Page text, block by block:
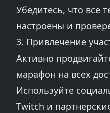
Убедитесь, что все
настроены и
3. Привлечение
Активно
марафон на всех
Используйте
Twitch и